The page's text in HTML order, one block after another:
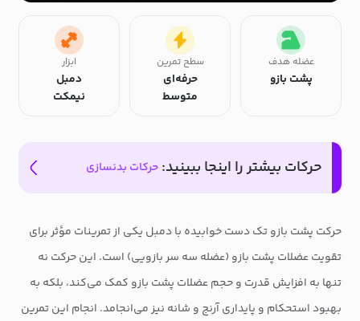
عضله هدف
پشت بازو
سطح تمرین
حرفه‌ای
متوسط
ابزار
دمبل
نیمکت
حرکات بیشتر را اینجا ببینید: حرکات بدنسازی
حرکت پشت بازو تک دست خوابیده با دمبل یکی از تمرینات مؤثر برای
تقویت عضلات پشت بازو (عضله سه سر بازویی) است. این حرکت نه
تنها به افزایش قدرت و حجم عضلات پشت بازو کمک می‌کند، بلکه به
بهبود استحکام و پایداری آرنج و شانه نیز می‌انجامد. انجام این تمرین